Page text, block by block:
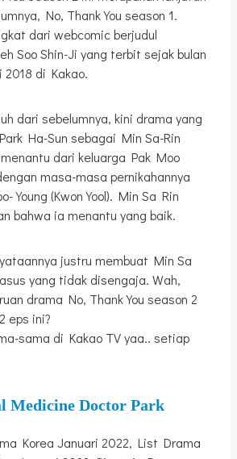
No, Thank You season 1.
dari webcomic berjudul
Soo Shin-Ji yang terbit sejak bulan
2018 di Kakao.
dari sebelumnya, kini drama yang
Ha-Sun sebagai Min Sa-Rin
dari keluarga Pak Moo
masa-masa pernikahannya
Young (Kwon Yool). Min Sa Rin
bahwa ia menantu yang baik.
justru membuat Min Sa
yang tidak disengaja. Wah,
drama No, Thank You season 2
eps ini?
sama di Kakao TV yaa.. setiap
Medicine Doctor Park